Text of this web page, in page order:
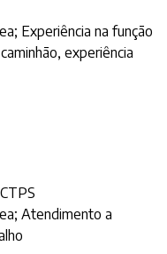
Experiência na função
experiência
Atendimento a